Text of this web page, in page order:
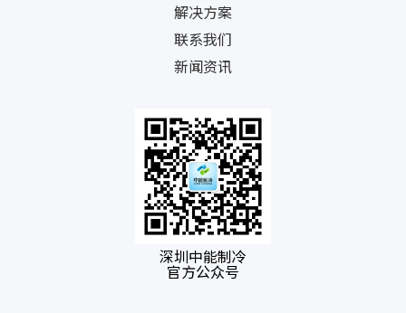
解决方案
联系我们
新闻资讯
深圳中能制冷
官方公众号